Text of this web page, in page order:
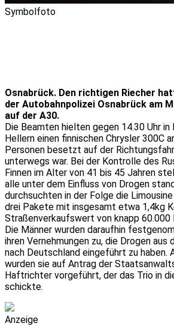
Symbolfoto
Osnabrück. Den richtigen Riecher
der Autobahnpolizei Osnabrück am
auf der A30.
Die Beamten hielten gegen 14.30 Uhr
Hellern einen finnischen Chrysler 300C
Personen besetzt auf der
unterwegs war. Bei der Kontrolle des
Finnen im Alter von 41 bis 45 Jahren
alle unter dem Einfluss von Drogen
durchsuchten in der Folge die
drei Pakete mit insgesamt etwa 1,4kg
Straßenverkaufswert von knapp 60.000
Die Männer wurden daraufhin
ihren Vernehmungen zu, die Drogen aus
nach Deutschland eingeführt zu haben.
wurden sie auf Antrag der
Haftrichter vorgeführt, der das Trio in
schickte.
Anzeige